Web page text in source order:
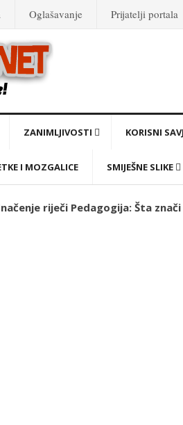
Oglašavanje Prijatelji portala
ZANIMLJIVOSTI KORISNI
I MOZGALICE SMIJEŠNE SLIKE
riječi Pedagogija: Šta